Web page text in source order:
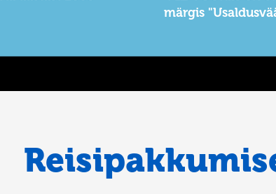
märgis